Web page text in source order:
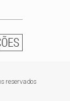
reservados